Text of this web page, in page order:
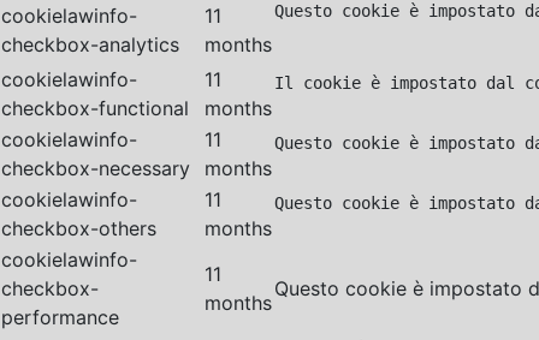
cookielawinfo-
checkbox-analytics
11
months
Questo cookie è
cookielawinfo-
checkbox-functional
11
months
Il cookie è impostato dal
cookielawinfo-
checkbox-necessary
11
months
Questo cookie è impostato
cookielawinfo-
checkbox-others
11
months
Questo cookie è
cookielawinfo-
checkbox-
performance
11
months
Questo cookie è impostato